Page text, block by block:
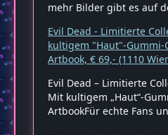
mehr Bilder gibt es auf
Evil Dead - Limitierte
kultigem "Haut"-Gummi-
Artbook, € 69,- (1110
Evil Dead – Limitierte
Mit kultigem „Haut“-
ArtbookFür echte Fans